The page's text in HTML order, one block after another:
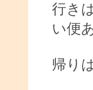
行き
い便
帰り